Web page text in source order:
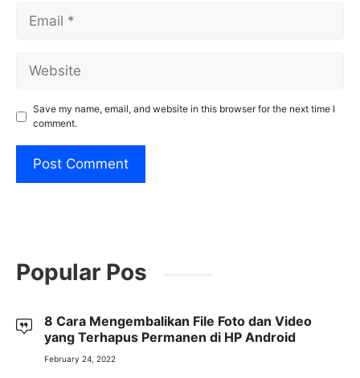
Email
Website
Save my name, email, and website in this browser for the next time I
comment.
Popular Pos
8 Cara Mengembalikan File Foto dan Video
yang Terhapus Permanen di HP Android
February 24, 2022